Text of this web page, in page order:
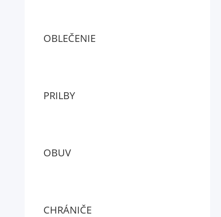
OBLEČENIE
PRILBY
OBUV
CHRÁNIČE